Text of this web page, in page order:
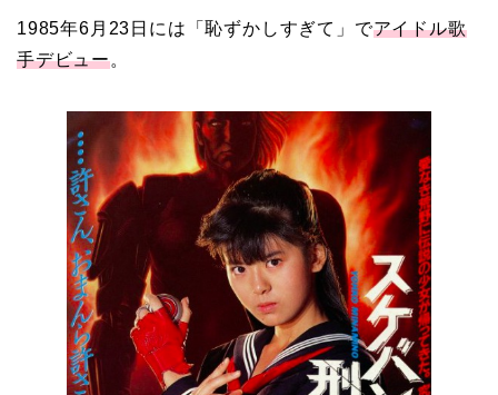
1985年6月23日には「恥ずかしすぎて」でアイドル歌
手デビュー。